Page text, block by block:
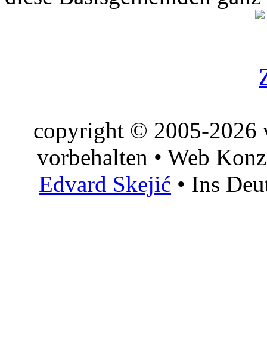
copyright © 2005-2026
vorbehalten • Web
Edvard Skejić • Ins